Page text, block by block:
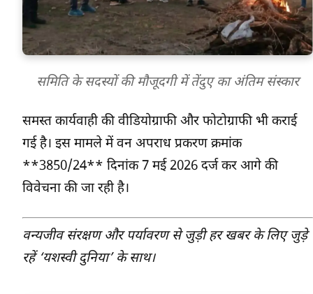
समिति के सदस्यों की मौजूदगी में तेंदुए का अंतिम संस्कार
समस्त कार्यवाही की वीडियोग्राफी और फोटोग्राफी भी कराई
गई है। इस मामले में वन अपराध प्रकरण क्रमांक
**3850/24** दिनांक 7 मई 2026 दर्ज कर आगे की
विवेचना की जा रही है।
वन्यजीव संरक्षण और पर्यावरण से जुड़ी हर खबर के लिए जुड़े
रहें ‘यशस्वी दुनिया’ के साथ।